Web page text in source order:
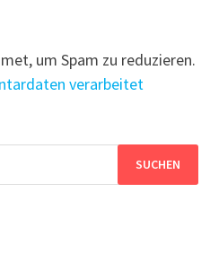
um Spam zu reduzieren.
verarbeitet